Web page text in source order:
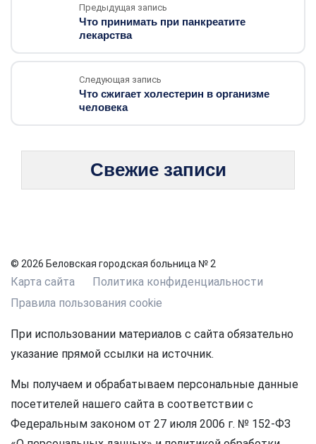
Предыдущая запись
Что принимать при панкреатите
лекарства
Следующая запись
Что сжигает холестерин в организме
человека
Свежие записи
© 2026 Беловская городская больница № 2
Карта сайта
Политика конфиденциальности
Правила пользования cookie
При использовании материалов с сайта обязательно
указание прямой ссылки на источник.
Мы получаем и обрабатываем персональные данные
посетителей нашего сайта в соответствии с
Федеральным законом от 27 июля 2006 г. № 152-ФЗ